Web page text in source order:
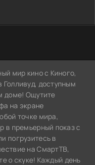
мир кино с Киного,
доступным
доме! Ощутите
на экране
точке мира,
в премьерный показ с
погрузитесь в
на СмартТВ,
о скуке! Каждый день